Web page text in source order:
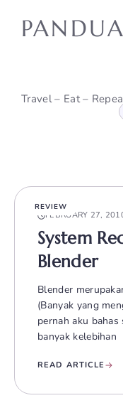
Travel – Eat –
REVIEW
FEBRUARY 27,
System
Blender
Blender
(Banyak yang
pernah aku
banyak kelebihan
READ ARTICLE